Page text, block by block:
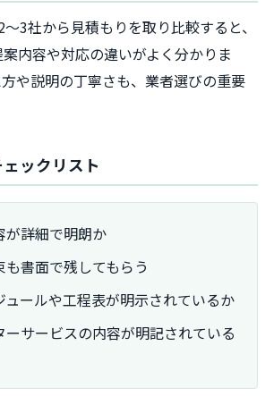
3社から見積もりを取り比較すると、
内容や対応の違いがよく分かりま
や説明の丁寧さも、業者選びの重要
ックリスト
が詳細で明朗か
書面で残してもらう
ュールや工程表が明示されているか
ーサービスの内容が明記されている